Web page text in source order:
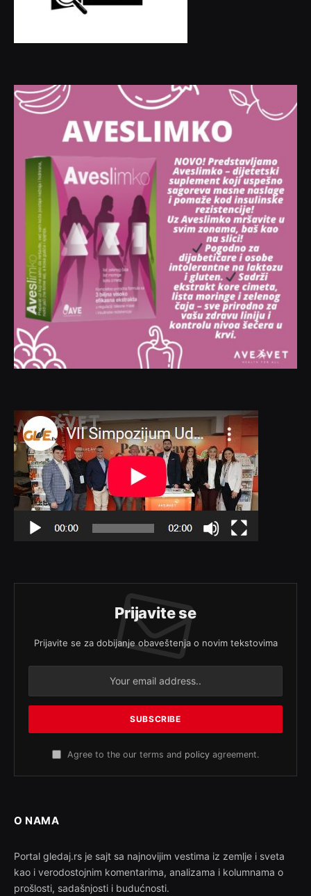
Prijavite se
Prijavite se za dobijanje obaveštenja o novim tekstovima
Agree to the our terms and policy agreement.
O NAMA
Portal gledaj.rs je sajt sa najnovijim vestima iz zemlje i sveta
kao i verodostojnim komentarima, analizama i kolumnama o
prošlosti, sadašnjosti i budućnosti.